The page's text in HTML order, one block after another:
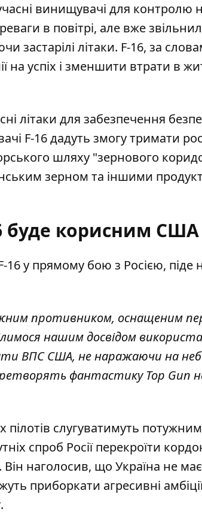
винищувачі для контролю
в повітрі, але вже
застарілі літаки. F-16, за
на успіх і зменшити втрати в
літаки для забезпечення
F-16 дадуть змогу тримати
шляху "зернового
зерном та іншими
буде корисним США
16 у прямому бою з Росією, піде
противником, оснащеним
нашим досвідом
ВПС США, не наражаючи на
фантастику Top Gun
пілотів слугуватимуть потужним
спроб Росії перекроїти
Він наголосив, що Україна не має
приборкати агресивні